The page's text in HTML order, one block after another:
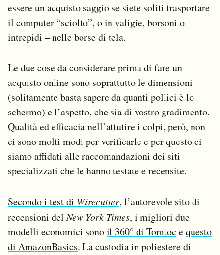
Esci
essere un acquisto saggio se siete soliti trasportare
il computer “sciolto”, o in valigie, borsoni o –
intrepidi – nelle borse di tela.
Le due cose da considerare prima di fare un
acquisto online sono soprattutto le dimensioni
(solitamente basta sapere da quanti pollici è lo
schermo) e l’aspetto, che sia di vostro gradimento.
Qualità ed efficacia nell’attutire i colpi, però, non
ci sono molti modi per verificarle e per questo ci
siamo affidati alle raccomandazioni dei siti
specializzati che le hanno testate e recensite.
Secondo i test di Wirecutter, l’autorevole sito di
recensioni delNew York Times, i migliori due
modelli economici sonoil 360° di Tomtoc equesto
di AmazonBasics. La custodia in poliestere di